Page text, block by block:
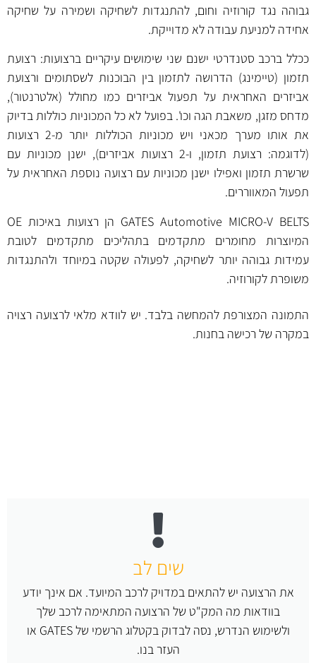
גבוהה נגד קורוזיה וחום, להתנגדות לשחיקה ושמירה על שחיקה
אחידה למניעת עבודה לא מדוייקת.
ככלל ברכב סטנדרטי ישנם שני שימושים עיקריים ברצועות: רצועת
תזמון (טיימינג) הדרושה לתזמון בין הבוכנות לשסתומים ורצועת
אביזרים האחראית על תפעול אביזרים כמו מחולל (אלטרנטור),
מדחס מזגן, משאבת הגה וכו'. בפועל לא כל המכוניות כוללות בדיוק
את אותו מערך מכאני ויש מכוניות הכוללות יותר מ-2 רצועות
(לדוגמה: רצועת תזמון, ו-2 רצועות אביזרים), ישנן מכוניות עם
שרשרת תזמון ואפילו ישנן מכוניות עם רצועה נוספת האחראית על
תפעול המאווררים.
GATES Automotive MICRO-V BELTS הן רצועות באיכות OE
המיוצרות מחומרים מתקדמים בתהליכים מתקדמים לטובת
עמידות גבוהה יותר לשחיקה, לפעולה שקטה במיוחד ולהתנגדות
משופרת לקורוזיה.
התמונה המצורפת להמחשה בלבד. יש לוודא מלאי לרצועה רצויה
במקרה של רכישה בחנות.
שים לב
את הרצועה יש להתאים במדויק לרכב המיועד. אם אינך יודע
בוודאות מה המק"ט של הרצועה המתאימה לרכב שלך
ולשימוש הנדרש, נסה לבדוק בקטלוג הרשמי של GATES או
העזר בנו.